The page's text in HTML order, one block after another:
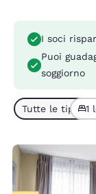
I soci
Puoi
soggiorno
Tutte le 1